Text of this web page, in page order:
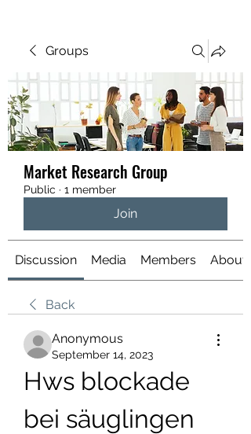
Groups
Market Research Group
Public · 1 member
Join
Discussion Media Members About
Back
Anonymous
September 14, 2023
Hws blockade
bei säuglingen